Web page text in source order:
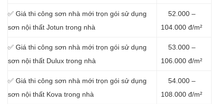
✅ Giá thi công sơn nhà mới trọn gói sử dụng
sơn nội thất Jotun trong nhà
52.000 –
104.000 đ/m²
✅ Giá thi công sơn nhà mới trọn gói sử dụng
sơn nội thất Dulux trong nhà
53.000 –
106.000 đ/m²
✅ Giá thi công sơn nhà mới trọn gói sử dụng
sơn nội thất Kova trong nhà
54.000 –
108.000 đ/m²